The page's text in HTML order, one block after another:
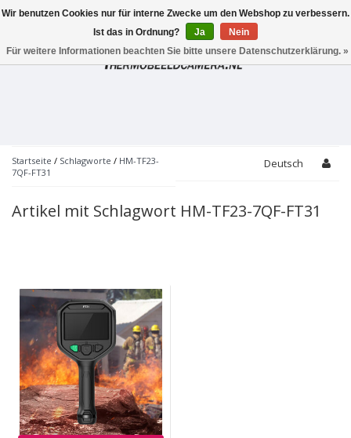
Toggle
Startseite / Schlagworte / HM-TF23-
7QF-FT31
Deutsch
Artikel mit Schlagwort HM-TF23-7QF-FT31
Wir benutzen Cookies nur für interne Zwecke um den Webshop zu verbessern.
Ist das in Ordnung?
Ja
Nein
Für weitere Informationen beachten Sie bitte unsere Datenschutzerklärung. »